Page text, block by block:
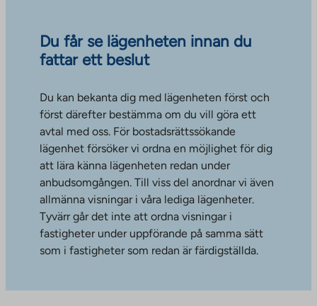
Du får se lägenheten innan du
fattar ett beslut
Du kan bekanta dig med lägenheten först och
först därefter bestämma om du vill göra ett
avtal med oss. För bostadsrättssökande
lägenhet försöker vi ordna en möjlighet för dig
att lära känna lägenheten redan under
anbudsomgången. Till viss del anordnar vi även
allmänna visningar i våra lediga lägenheter.
Tyvärr går det inte att ordna visningar i
fastigheter under uppförande på samma sätt
som i fastigheter som redan är färdigställda.